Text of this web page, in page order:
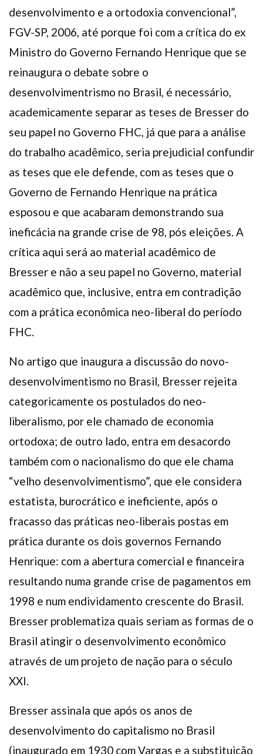
desenvolvimento e a ortodoxia convencional”,
FGV-SP, 2006, até porque foi com a crítica do ex
Ministro do Governo Fernando Henrique que se
reinaugura o debate sobre o
desenvolvimentrismo no Brasil, é necessário,
academicamente separar as teses de Bresser do
seu papel no Governo FHC, já que para a análise
do trabalho acadêmico, seria prejudicial confundir
as teses que ele defende, com as teses que o
Governo de Fernando Henrique na prática
esposou e que acabaram demonstrando sua
ineficácia na grande crise de 98, pós eleições. A
crítica aqui será ao material acadêmico de
Bresser e não a seu papel no Governo, material
acadêmico que, inclusive, entra em contradição
com a prática econômica neo-liberal do período
FHC.
No artigo que inaugura a discussão do novo-
desenvolvimentismo no Brasil, Bresser rejeita
categoricamente os postulados do neo-
liberalismo, por ele chamado de economia
ortodoxa; de outro lado, entra em desacordo
também com o nacionalismo do que ele chama
“velho desenvolvimentismo”, que ele considera
estatista, burocrático e ineficiente, após o
fracasso das práticas neo-liberais postas em
prática durante os dois governos Fernando
Henrique: com a abertura comercial e financeira
resultando numa grande crise de pagamentos em
1998 e num endividamento crescente do Brasil.
Bresser problematiza quais seriam as formas de o
Brasil atingir o desenvolvimento econômico
através de um projeto de nação para o século
XXI.
Bresser assinala que após os anos de
desenvolvimento do capitalismo no Brasil
(inaugurado em 1930 com Vargas e a substituição